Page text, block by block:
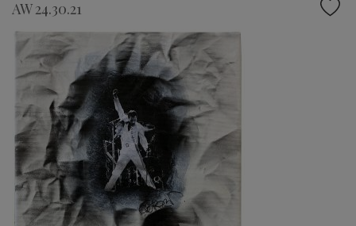
AW 24.30.21